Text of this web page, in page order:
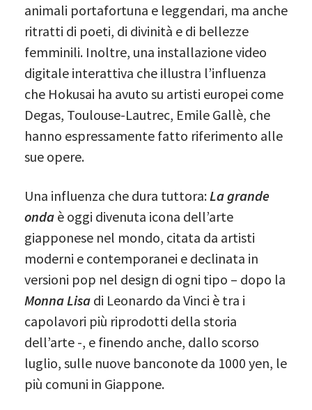
animali portafortuna e leggendari, ma anche
ritratti di poeti, di divinità e di bellezze
femminili. Inoltre, una installazione video
digitale interattiva che illustra l’influenza
che Hokusai ha avuto su artisti europei come
Degas, Toulouse-Lautrec, Emile Gallè, che
hanno espressamente fatto riferimento alle
sue opere.
Una influenza che dura tuttora: La grande
onda è oggi divenuta icona dell’arte
giapponese nel mondo, citata da artisti
moderni e contemporanei e declinata in
versioni pop nel design di ogni tipo – dopo la
Monna Lisa di Leonardo da Vinci è tra i
capolavori più riprodotti della storia
dell’arte -, e finendo anche, dallo scorso
luglio, sulle nuove banconote da 1000 yen, le
più comuni in Giappone.